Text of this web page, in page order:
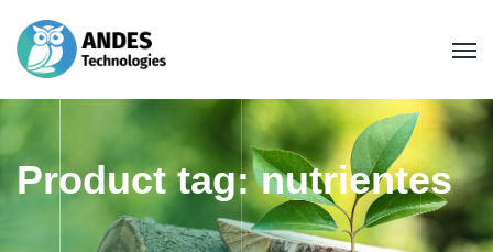
Product tag: nutrientes